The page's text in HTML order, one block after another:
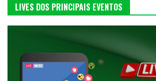
LIVES DOS PRINCIPAIS EVENTOS